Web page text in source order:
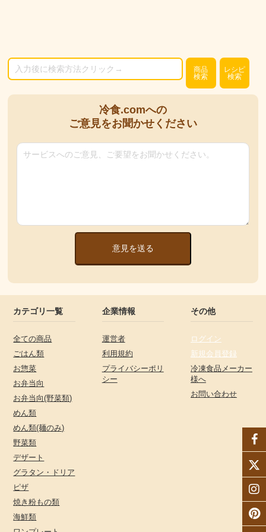
商品
検索
レシピ
検索
冷食.comへの
ご意見をお聞かせください
意見を送る
カテゴリ一覧
全ての商品
ごはん類
お惣菜
お弁当向
お弁当向(野菜類)
めん類
めん類(麺のみ)
野菜類
デザート
グラタン・ドリア
ピザ
焼き粉もの類
海鮮類
企業情報
運営者
利用規約
プライバシーポリ
シー
その他
ログイン
新規会員登録
冷凍食品メーカー
様へ
お問い合わせ